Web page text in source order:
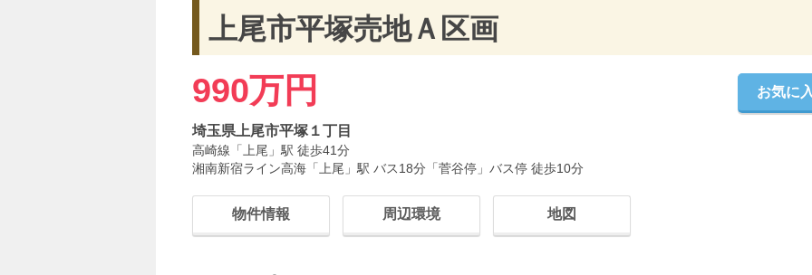
上尾市平塚売地Ａ区画
990万円 お気に
埼玉県上尾市平塚１丁目
高崎線「上尾」駅 徒歩41分
湘南新宿ライン高海「上尾」駅 バス18分「菅谷停」バス停 徒歩10分
物件情報 周辺環境 地図